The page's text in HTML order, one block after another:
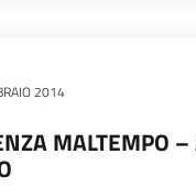
2014
MALTEMPO